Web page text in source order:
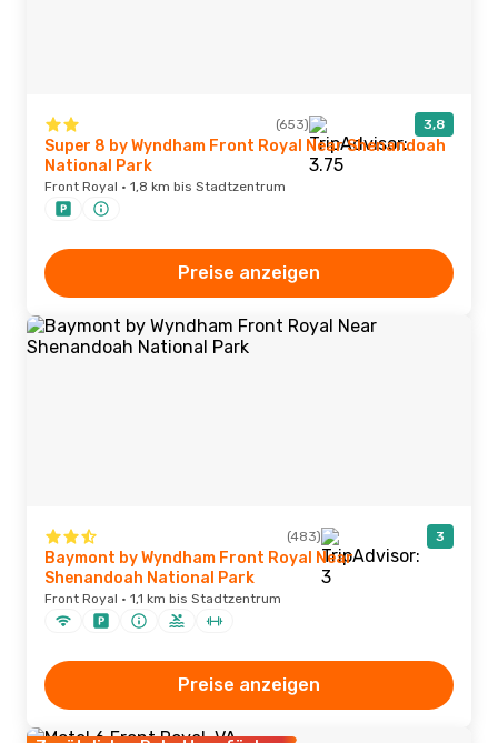
(653) 3,8
Super 8 by Wyndham Front Royal Near Shenandoah
National Park
Front Royal · 1,8 km bis Stadtzentrum
Preise anzeigen
(483) 3
Baymont by Wyndham Front Royal Near
Shenandoah National Park
Front Royal · 1,1 km bis Stadtzentrum
Preise anzeigen